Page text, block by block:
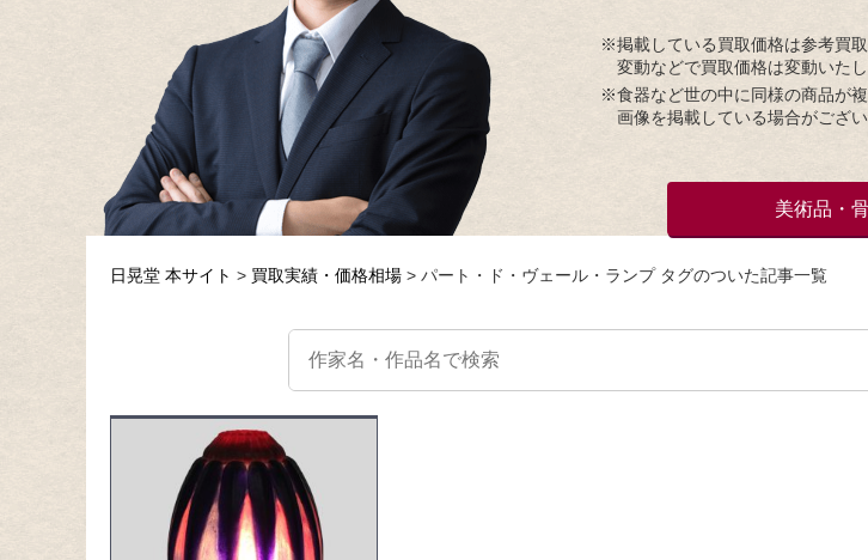
※掲載している買取価格は参考買
変動などで買取価格は変動いたし
※食器など世の中に同様の商品が
画像を掲載している場合がござい
美術品・
日晃堂 本サイト 買取実績・価格相場 パート・ド・ヴェール・ランプ タグのついた記事一覧